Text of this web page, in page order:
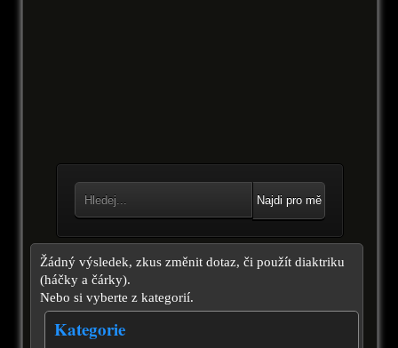
Najdi pro mě
Žádný výsledek, zkus změnit dotaz, či použít diaktriku
(háčky a čárky).
Nebo si vyberte z kategorií.
Kategorie